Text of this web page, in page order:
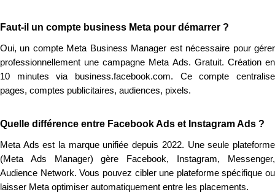
Faut-il un compte business Meta pour démarrer ?
Oui, un compte Meta Business Manager est nécessaire pour gérer
professionnellement une campagne Meta Ads. Gratuit. Création en
10 minutes via business.facebook.com. Ce compte centralise
pages, comptes publicitaires, audiences, pixels.
Quelle différence entre Facebook Ads et Instagram Ads ?
Meta Ads est la marque unifiée depuis 2022. Une seule plateforme
(Meta Ads Manager) gère Facebook, Instagram, Messenger,
Audience Network. Vous pouvez cibler une plateforme spécifique ou
laisser Meta optimiser automatiquement entre les placements.